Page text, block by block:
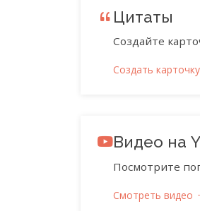
Цитаты
Создайте
Создать карточку
Видео на
Посмотрите
Смотреть видео